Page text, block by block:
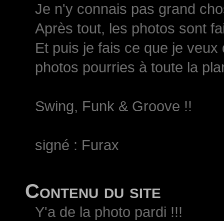
Je n'y connais pas grand
Après tout, les photos sont
Et puis je fais ce que je
photos pourries à toute la
Swing, Funk & Groove !!
signé : Furax
Contenu du site
Y'a de la photo pardi !!!